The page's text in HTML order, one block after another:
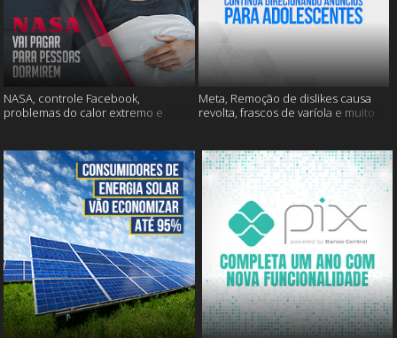
NASA, controle Facebook,
problemas do calor extremo e
Meta, Remoção de dislikes causa
revolta, frascos de varíola e muito